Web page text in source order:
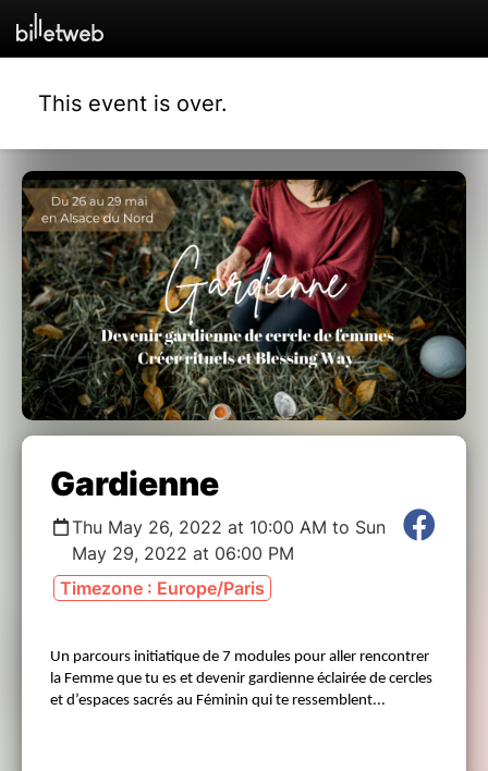
This event is over.
Gardienne
Thu May 26, 2022 at 10:00 AM to Sun
May 29, 2022 at 06:00 PM
Timezone : Europe/Paris
Un parcours initiatique de 7 modules pour aller rencontrer
la Femme que tu es et devenir gardienne éclairée de cercles
et d’espaces sacrés au Féminin qui te ressemblent...